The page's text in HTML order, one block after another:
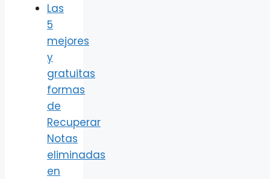
Las
5
mejores
y
gratuitas
formas
de
Recuperar
Notas
eliminadas
en